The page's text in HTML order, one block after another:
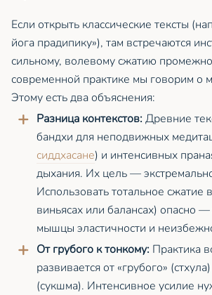
Если открыть классические тексты
йога прадипику»), там встречаются
сильному, волевому сжатию
современной практике мы говорим о
Этому есть два объяснения:
Разница контекстов:Древние
бандхи для неподвижных
сиддхасане) и интенсивных
дыхания. Их цель —
Использовать тотальное сжатие
виньясах или балансах) опасно
мышцы эластичности и
От грубого к тонкому: Практика
развивается от «грубого»
(сукшма). Интенсивное усилие